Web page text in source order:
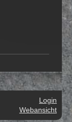
Login
Webansicht